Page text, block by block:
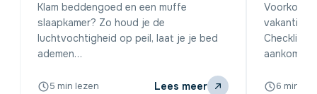
Klam beddengoed en een muffe
slaapkamer? Zo houd je de
luchtvochtigheid op peil, laat je je bed
ademen…
5 min lezen Lees meer
Voorkom
Checklists
aankomst…
6 min